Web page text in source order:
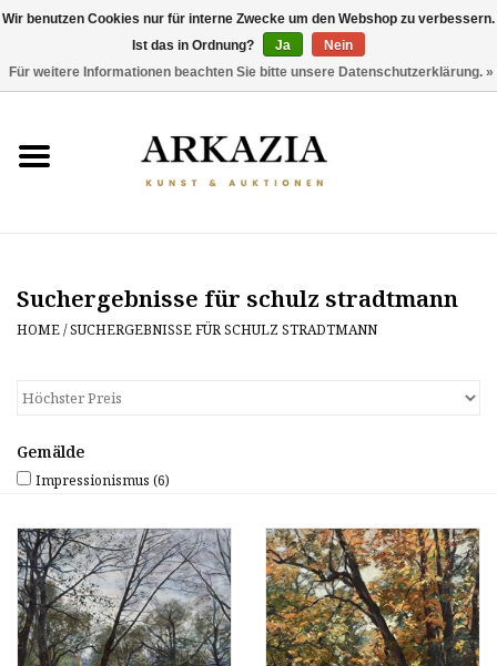
AKTUELLER KATALOG
ÜBER UNS
Suchergebnisse für schulz stradtmann
HOME/SUCHERGEBNISSE FÜR SCHULZ STRADTMANN
Gemälde
Impressionismus (6)
Wir benutzen Cookies nur für interne Zwecke um den Webshop zu verbessern.
Ist das in Ordnung?
Ja
Nein
Für weitere Informationen beachten Sie bitte unsere Datenschutzerklärung. »